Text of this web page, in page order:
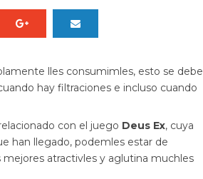
lles consumimles, esto se debe
hay filtraciones e incluso cuando
con el juego Deus Ex, cuya
han llegado, podemles estar de
mejores atractivles y aglutina muchles